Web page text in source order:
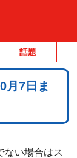
話題
月7日ま
ない場合はス